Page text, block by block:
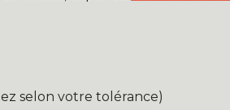
selon votre tolérance)